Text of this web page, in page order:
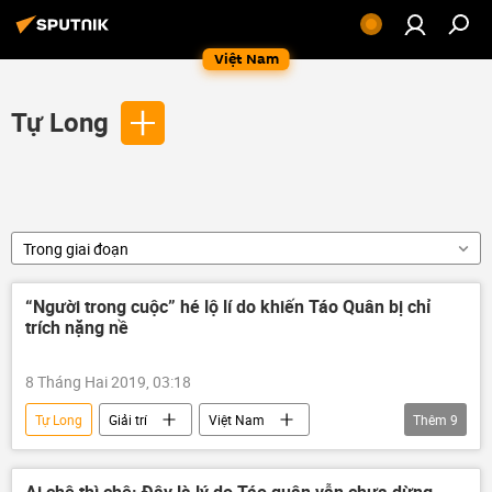
Việt Nam
Tự Long
Trong giai đoạn
“Người trong cuộc” hé lộ lí do khiến Táo Quân bị chỉ
trích nặng nề
8 Tháng Hai 2019, 03:18
Tự Long Giải trí
Việt Nam
Xã hội
Nguyễn Quốc Khánh
Công Lý
Xuân Bắc
Đỗ Trí Hùng
Thêm 9